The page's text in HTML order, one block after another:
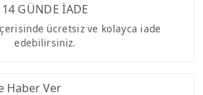
14 GÜNDE İADE
ücretsiz ve kolayca iade
edebilirsiniz.
Haber Ver